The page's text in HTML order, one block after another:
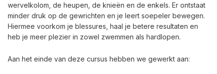
wervelkolom, de heupen, de knieën en de enkels. Er ontstaat
minder druk op de gewrichten en je leert soepeler bewegen.
Hiermee voorkom je blessures, haal je betere resultaten en
heb je meer plezier in zowel zwemmen als hardlopen.
Aan het einde van deze cursus hebben we gewerkt aan: